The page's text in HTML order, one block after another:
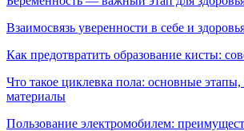
Взаимосвязь уверенности в себе и
Как предотвратить образование кисты:
Что такое циклевка пола: основные
материалы
Пользование электромобилем: